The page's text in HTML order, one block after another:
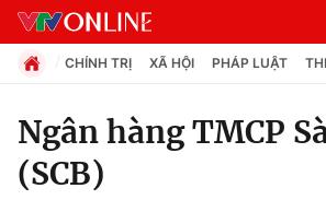
Chuyên mục
CHÍNH TRỊ XÃ HỘI PHÁP LUẬT
Ngân hàng TMCP
(SCB)